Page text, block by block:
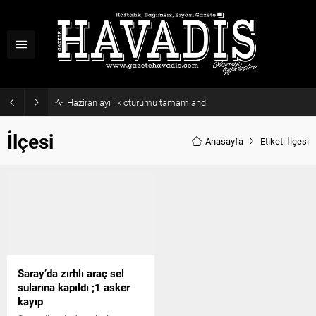
Haziran ayı ilk oturumu tamamlandı
İlçesi Anasayfa Etiket: İlçesi
Saray’da zırhlı araç sel
sularına kapıldı ;1 asker
kayıp